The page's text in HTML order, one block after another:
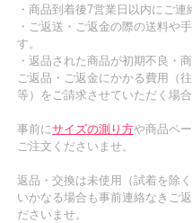
・商品到着後7営業日以内にご連
・ご返送・ご返金の際の送料や
す。
・返品された商品が初期不良・
ご返品・ご返金にかかる費用（
等）をご請求させていただく場合
事前にサイズの測り方や商品ペ
ご注文くださいませ。
返品・交換は未使用（試着を除
いかなる場合も事前連絡なきご
ださいませ。